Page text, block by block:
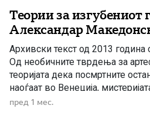
Теории за изгубениот
Александар
Архивски текст од 2013
Од необичните тврдења за
теоријата дека посмртните
наоѓаат во Венеција,
понатаму ја буди светската
пред 1 мес.